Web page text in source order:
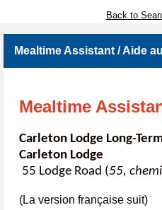
Back to
Mealtime Assistant / Aide
Mealtime
Carleton Lodge Long-
Carleton Lodge
55 Lodge Road (55,
(La version française suit)